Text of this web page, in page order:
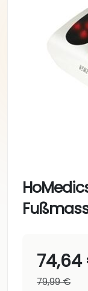
79,99 €